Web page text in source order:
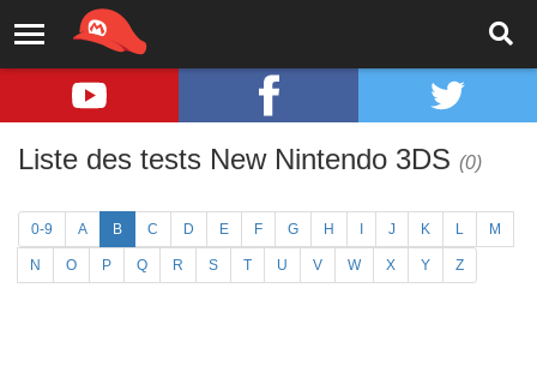
Liste des tests New Nintendo 3DS (0)
0-9 A B C D E F G H J K L M
N O P Q R S T U V W X Y Z